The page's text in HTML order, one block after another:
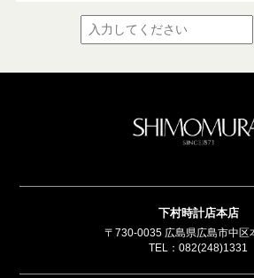
下村時計店本店
〒730-0035 広島県広島市中区
TEL： 082(248)1331